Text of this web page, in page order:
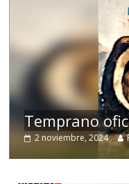
Temprano
2 noviembre, 2024